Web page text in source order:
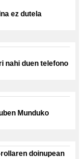
ez dutela
nahi duen telefono
Munduko
doinupean